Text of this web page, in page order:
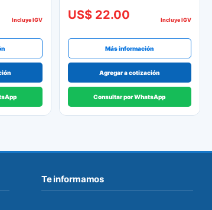
Incluye IGV US$ 22.00 Incluye IGV
Más información
Agregar a cotización
Consultar por WhatsApp
Te informamos